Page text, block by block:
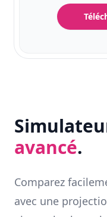
avancé.
Comparez
avec une